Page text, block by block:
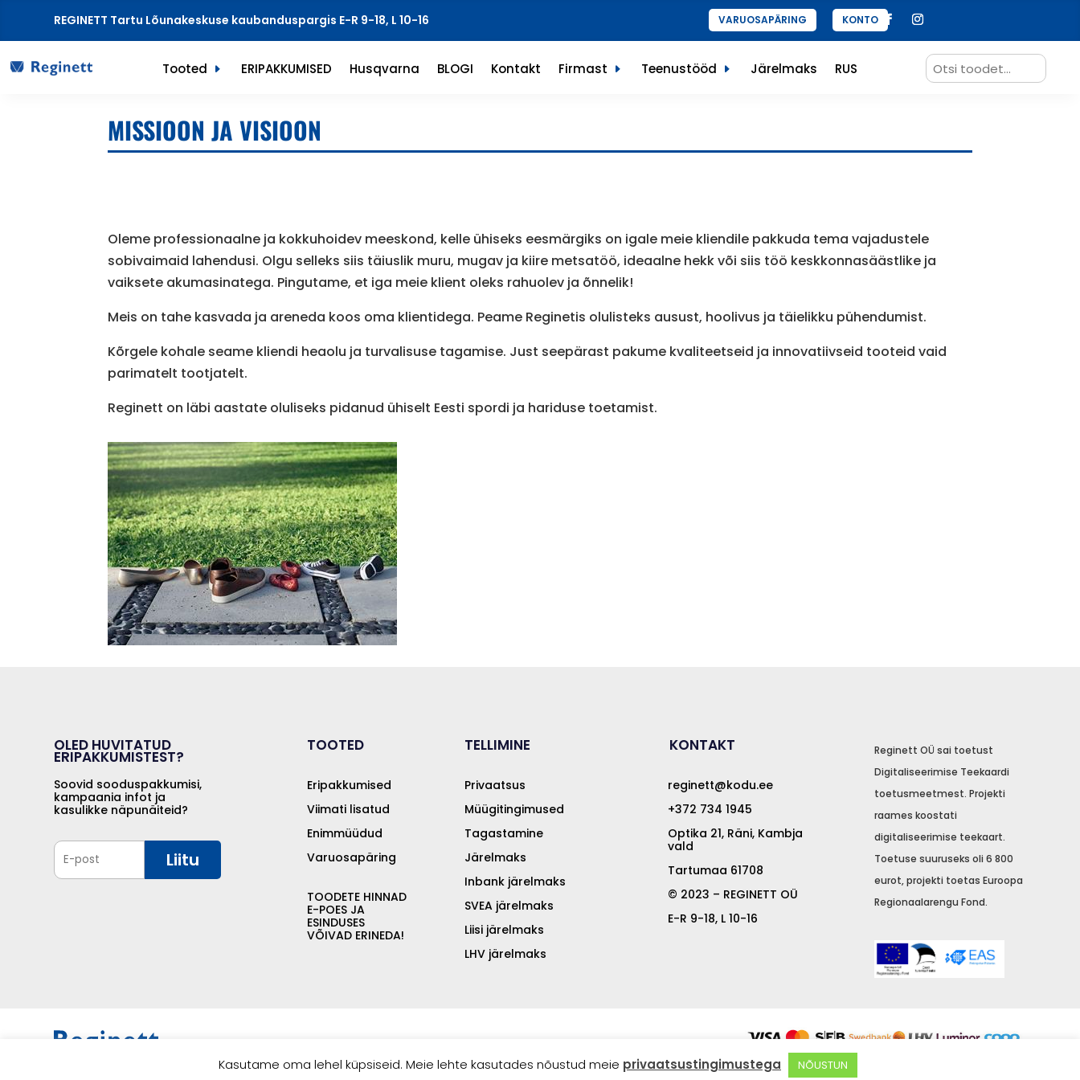
REGINETT Tartu Lõunakeskuse kaubanduspargis E-R 9-18, L 10-16 VARUOSAPÄRING KONTO
Tooted ERIPAKKUMISED Husqvarna BLOGI Kontakt Firmast Teenustööd Järelmaks RUS
Search
for:
MISSIOON JA VISIOON
Oleme professionaalne ja kokkuhoidev meeskond, kelle ühiseks eesmärgiks on igale meie kliendile pakkuda tema vajadustele
sobivaimaid lahendusi. Olgu selleks siis täiuslik muru, mugav ja kiire metsatöö, ideaalne hekk või siis töö keskkonnasäästlike ja
vaiksete akumasinatega. Pingutame, et iga meie klient oleks rahuolev ja õnnelik!
Meis on tahe kasvada ja areneda koos oma klientidega. Peame Reginetis olulisteks ausust, hoolivus ja täielikku pühendumist.
Kõrgele kohale seame kliendi heaolu ja turvalisuse tagamise. Just seepärast pakume kvaliteetseid ja innovatiivseid tooteid vaid
parimatelt tootjatelt.
Reginett on läbi aastate oluliseks pidanud ühiselt Eesti spordi ja hariduse toetamist.
OLED HUVITATUD
ERIPAKKUMISTEST?
Soovid sooduspakkumisi,
kampaania infot ja
kasulikke näpunäiteid?
Liitu
TOOTED
Eripakkumised
Viimati lisatud
Enimmüüdud
Varuosapäring
TOODETE HINNAD
E-POES JA
ESINDUSES
VÕIVAD ERINEDA!
TELLIMINE
Privaatsus
Müügitingimused
Tagastamine
Järelmaks
Inbank järelmaks
SVEA järelmaks
Liisi järelmaks
LHV järelmaks
KONTAKT
reginett@kodu.ee
+372 734 1945
Optika 21, Räni, Kambja
vald
Tartumaa 61708
© 2023 – REGINETT OÜ
E-R 9-18, L 10-16
Reginett OÜ sai toetust
Digitaliseerimise Teekaardi
toetusmeetmest. Projekti
raames koostati
digitaliseerimise teekaart.
Toetuse suuruseks oli 6 800
eurot, projekti toetas Euroopa
Regionaalarengu Fond.
E-poe tegemine –
Kasutame oma lehel küpsiseid. Meie lehte kasutades nõustud meie privaatsustingimustega NÕUSTUN